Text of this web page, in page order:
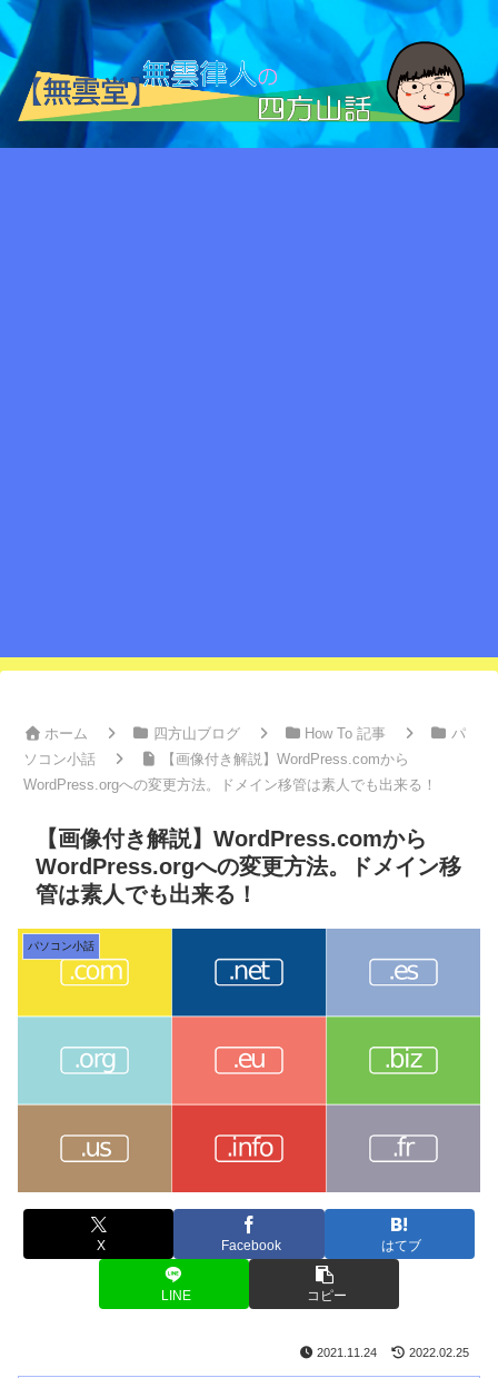
ホーム 四方山ブログ How To 記事
パ
ソコン小話
【画像付き解説】WordPress.comから
WordPress.orgへの変更方法。ドメイン移管は素人でも出来る！
【画像付き解説】WordPress.comから
WordPress.orgへの変更方法。ドメイン移
管は素人でも出来る！
パソコン小話
X Facebook はてブ
LINE コピー
2021.11.24 2022.02.25